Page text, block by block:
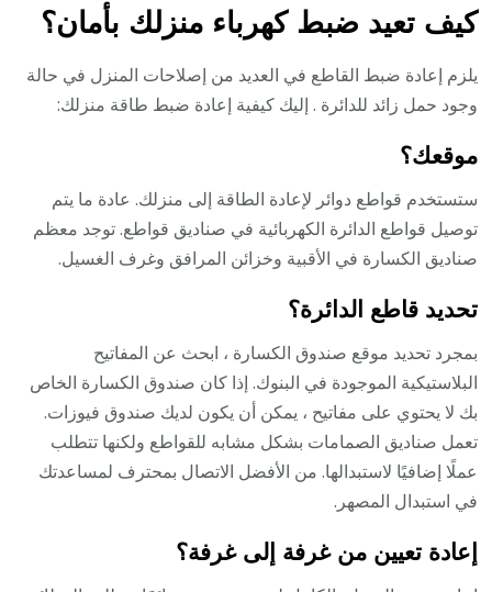
كيف تعيد ضبط كهرباء منزلك بأمان؟
يلزم إعادة ضبط القاطع في العديد من إصلاحات المنزل في حالة
وجود حمل زائد للدائرة . إليك كيفية إعادة ضبط طاقة منزلك:
موقعك؟
ستستخدم قواطع دوائر لإعادة الطاقة إلى منزلك. عادة ما يتم
توصيل قواطع الدائرة الكهربائية في صناديق قواطع. توجد معظم
صناديق الكسارة في الأقبية وخزائن المرافق وغرف الغسيل.
تحديد قاطع الدائرة؟
بمجرد تحديد موقع صندوق الكسارة ، ابحث عن المفاتيح
البلاستيكية الموجودة في البنوك. إذا كان صندوق الكسارة الخاص
بك لا يحتوي على مفاتيح ، يمكن أن يكون لديك صندوق فيوزات.
تعمل صناديق الصمامات بشكل مشابه للقواطع ولكنها تتطلب
عملًا إضافيًا لاستبدالها. من الأفضل الاتصال بمحترف لمساعدتك
في استبدال المصهر.
إعادة تعيين من غرفة إلى غرفة؟